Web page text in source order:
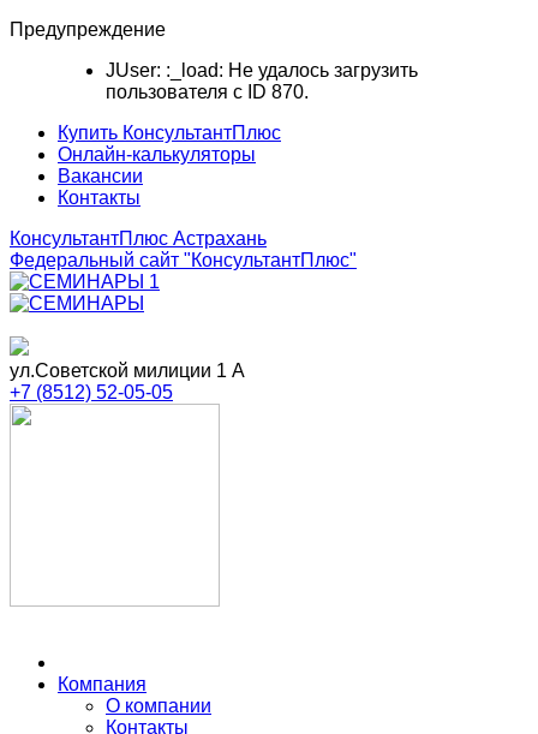
Предупреждение
JUser: :_load: Не удалось загрузить
пользователя с ID 870.
Купить КонсультантПлюс
Онлайн-калькуляторы
Вакансии
Контакты
КонсультантПлюс Астрахань
Федеральный сайт "КонсультантПлюс"
ул.Советской милиции 1 А
+7 (8512) 52-05-05
Компания
О компании
Контакты